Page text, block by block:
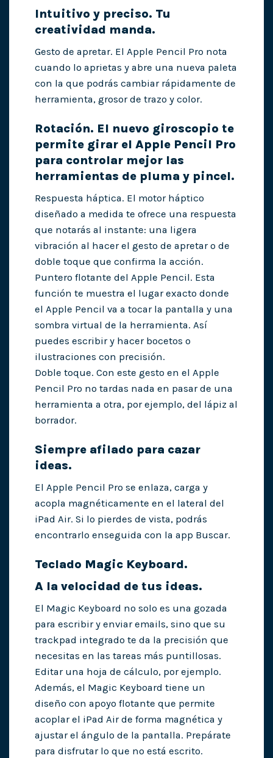
Intuitivo y preciso. Tu
creatividad manda.
Gesto de apretar. El Apple Pencil Pro nota
cuando lo aprietas y abre una nueva paleta
con la que podrás cambiar rápidamente de
herramienta, grosor de trazo y color.
Rotación. El nuevo giroscopio te
permite girar el Apple Pencil Pro
para controlar mejor las
herramientas de pluma y pincel.
Respuesta háptica. El motor háptico
diseñado a medida te ofrece una respuesta
que notarás al instante: una ligera
vibración al hacer el gesto de apretar o de
doble toque que confirma la acción.
Puntero flotante del Apple Pencil. Esta
función te muestra el lugar exacto donde
el Apple Pencil va a tocar la pantalla y una
sombra virtual de la herramienta. Así
puedes escribir y hacer bocetos o
ilustraciones con precisión.
Doble toque. Con este gesto en el Apple
Pencil Pro no tardas nada en pasar de una
herramienta a otra, por ejemplo, del lápiz al
borrador.
Siempre afilado para cazar
ideas.
El Apple Pencil Pro se enlaza, carga y
acopla magnéticamente en el lateral del
iPad Air. Si lo pierdes de vista, podrás
encontrarlo enseguida con la app Buscar.
Teclado Magic Keyboard.
A la velocidad de tus ideas.
El Magic Keyboard no solo es una gozada
para escribir y enviar emails, sino que su
trackpad integrado te da la precisión que
necesitas en las tareas más puntillosas.
Editar una hoja de cálculo, por ejemplo.
Además, el Magic Keyboard tiene un
diseño con apoyo flotante que permite
acoplar el iPad Air de forma magnética y
ajustar el ángulo de la pantalla. Prepárate
para disfrutar lo que no está escrito.